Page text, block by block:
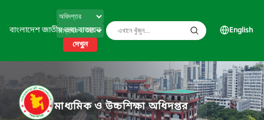
বাংলাদেশ জাতীয় তথ্য বাতায়ন
দেখুন
English
মাধ্যমিক ও উচ্চশিক্ষা অধিদপ্তর